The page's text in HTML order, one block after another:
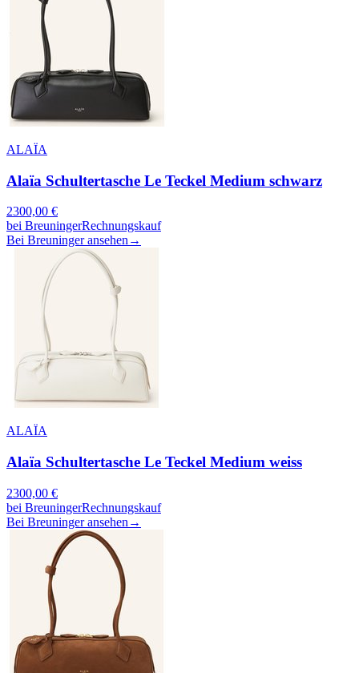
ALAÏA
Alaïa Schultertasche Le Teckel Medium schwarz
2300,00 €
bei BreuningerRechnungskauf
Bei Breuninger ansehen →
ALAÏA
Alaïa Schultertasche Le Teckel Medium weiss
2300,00 €
bei BreuningerRechnungskauf
Bei Breuninger ansehen →